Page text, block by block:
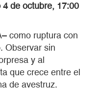
4 de octubre, 17:00
como ruptura con
Observar sin
y al
que crece entre el
de avestruz.